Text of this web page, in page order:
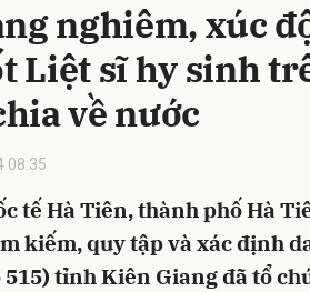
nghiêm, xúc
Liệt sĩ hy sinh
về nước
08:35
tế Hà Tiên, thành phố Hà
kiếm, quy tập và xác định
tỉnh Kiên Giang đã tổ